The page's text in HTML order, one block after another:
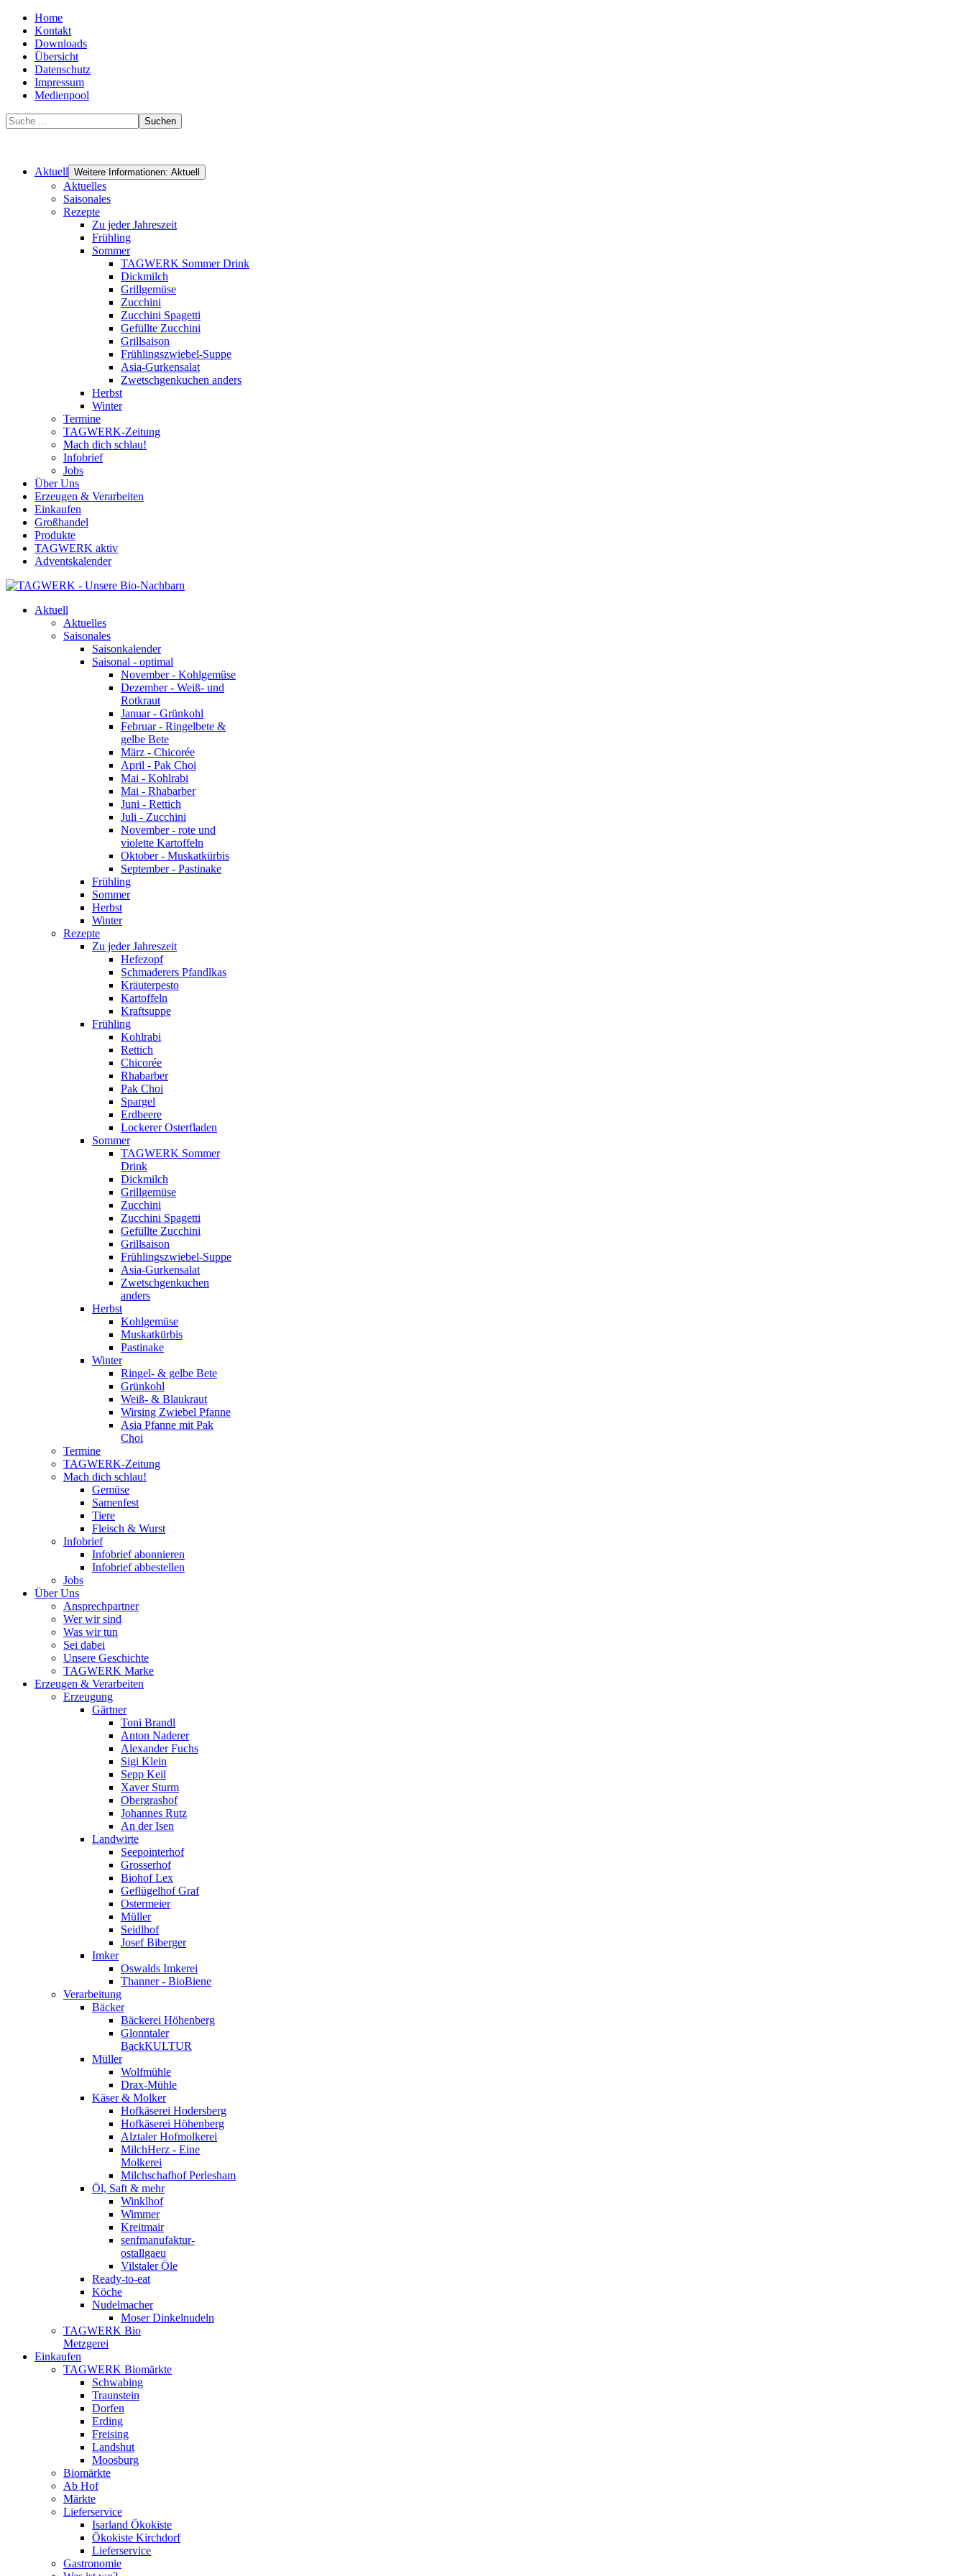
Home
Kontakt
Downloads
Übersicht
Datenschutz
Impressum
Medienpool
Suchen
Aktuell Weitere Informationen: Aktuell
Aktuelles
Saisonales
Rezepte
Zu jeder Jahreszeit
Frühling
Sommer
TAGWERK Sommer Drink
Dickmilch
Grillgemüse
Zucchini
Zucchini Spagetti
Gefüllte Zucchini
Grillsaison
Frühlingszwiebel-Suppe
Asia-Gurkensalat
Zwetschgenkuchen anders
Herbst
Winter
Termine
TAGWERK-Zeitung
Mach dich schlau!
Infobrief
Jobs
Über Uns
Erzeugen & Verarbeiten
Einkaufen
Großhandel
Produkte
TAGWERK aktiv
Adventskalender
Aktuell
Aktuelles
Saisonales
Saisonkalender
Saisonal - optimal
November - Kohlgemüse
Dezember - Weiß- und
Rotkraut
Januar - Grünkohl
Februar - Ringelbete &
gelbe Bete
März - Chicorée
April - Pak Choi
Mai - Kohlrabi
Mai - Rhabarber
Juni - Rettich
Juli - Zucchini
November - rote und
violette Kartoffeln
Oktober - Muskatkürbis
September - Pastinake
Frühling
Sommer
Herbst
Winter
Rezepte
Zu jeder Jahreszeit
Hefezopf
Schmaderers Pfandlkas
Kräuterpesto
Kartoffeln
Kraftsuppe
Frühling
Kohlrabi
Rettich
Chicorée
Rhabarber
Pak Choi
Spargel
Erdbeere
Lockerer Osterfladen
Sommer
TAGWERK Sommer
Drink
Dickmilch
Grillgemüse
Zucchini
Zucchini Spagetti
Gefüllte Zucchini
Grillsaison
Frühlingszwiebel-Suppe
Asia-Gurkensalat
Zwetschgenkuchen
anders
Herbst
Kohlgemüse
Muskatkürbis
Pastinake
Winter
Ringel- & gelbe Bete
Grünkohl
Weiß- & Blaukraut
Wirsing Zwiebel Pfanne
Asia Pfanne mit Pak
Choi
Termine
TAGWERK-Zeitung
Mach dich schlau!
Gemüse
Samenfest
Tiere
Fleisch & Wurst
Infobrief
Infobrief abonnieren
Infobrief abbestellen
Jobs
Über Uns
Ansprechpartner
Wer wir sind
Was wir tun
Sei dabei
Unsere Geschichte
TAGWERK Marke
Erzeugen & Verarbeiten
Erzeugung
Gärtner
Toni Brandl
Anton Naderer
Alexander Fuchs
Sigi Klein
Sepp Keil
Xaver Sturm
Obergrashof
Johannes Rutz
An der Isen
Landwirte
Seepointerhof
Grosserhof
Biohof Lex
Geflügelhof Graf
Ostermeier
Müller
Seidlhof
Josef Biberger
Imker
Oswalds Imkerei
Thanner - BioBiene
Verarbeitung
Bäcker
Bäckerei Höhenberg
Glonntaler
BackKULTUR
Müller
Wolfmühle
Drax-Mühle
Käser & Molker
Hofkäserei Hodersberg
Hofkäserei Höhenberg
Alztaler Hofmolkerei
MilchHerz - Eine
Molkerei
Milchschafhof Perlesham
Öl, Saft & mehr
Winklhof
Wimmer
Kreitmair
senfmanufaktur-
ostallgaeu
Vilstaler Öle
Ready-to-eat
Köche
Nudelmacher
Moser Dinkelnudeln
TAGWERK Bio
Metzgerei
Einkaufen
TAGWERK Biomärkte
Schwabing
Traunstein
Dorfen
Erding
Freising
Landshut
Moosburg
Biomärkte
Ab Hof
Märkte
Lieferservice
Isarland Ökokiste
Ökokiste Kirchdorf
Lieferservice
Gastronomie